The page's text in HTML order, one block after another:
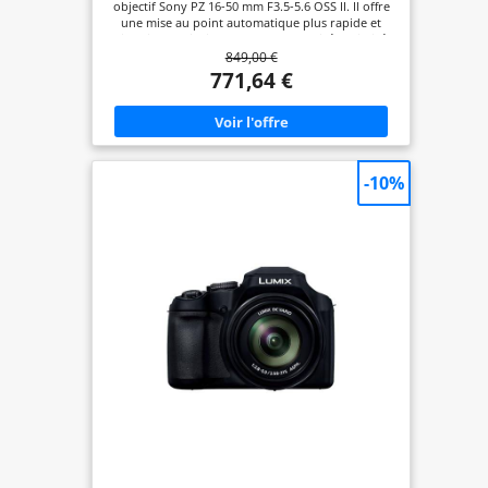
Vloggers et débutants
objectif Sony PZ 16-50 mm F3.5-5.6 OSS II. Il offre
une mise au point automatique plus rapide et
silencieuse, ainsi qu’un zoom motorisé optimisé
pour des enregistrements vidéo fluides et
professionnels. Grâce à son design allégé et à ses
performances de mise au point améliorées, c’est le
choix idéal pour les créateurs de contenu et les
vloggers recherchant une qualité d’image optimale
tout en conservant une mobilité maximale.
PHOTO ET VIDÉO REPENSÉES – CRÉATIVITÉ SOUS
époustouflantes avec un suréchantillonnage 6K
pour une netteté et une clarté maximales, ou
hybrides la flexibilité nécessaire pour passer sans
effort d'une narration vidéo dynamique à une
photographie de haute qualité, le tout dans un
boîtier compact et léger. PRÊT POUR LA PRISE DE
VUE L'objectif zoom motorisé 16-50 mm OSS II
fourni offre une grande polyvalence pour la
photo et la vidéo. Capturez des scènes larges, des
portraits et des moments du quotidien avec un
849,00 €
771,64 €
-10%